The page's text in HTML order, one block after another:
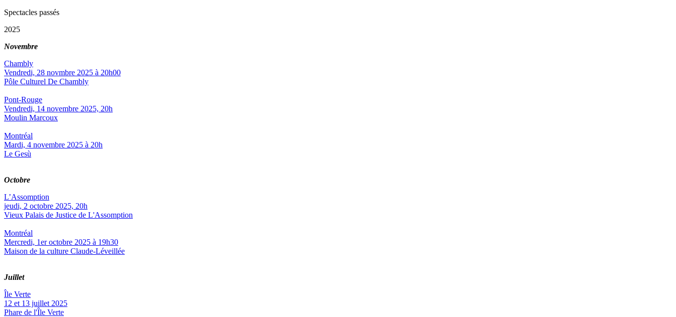
Spectacles passés
2025
Novembre
Chambly
Vendredi, 28 novmbre 2025 à 20h00
Pôle Culturel De Chambly
Pont-Rouge
Vendredi, 14 novembre 2025, 20h
Moulin Marcoux
Montréal
Mardi, 4 novembre 2025 à 20h
Le Gesù
Octobre
L’Assomption
jeudi, 2 octobre 2025, 20h
Vieux Palais de Justice de L'Assomption
Montréal
Mercredi, 1er octobre 2025 à 19h30
Maison de la culture Claude-Léveillée
Juillet
Île Verte
12 et 13 juillet 2025
Phare de l'Île Verte